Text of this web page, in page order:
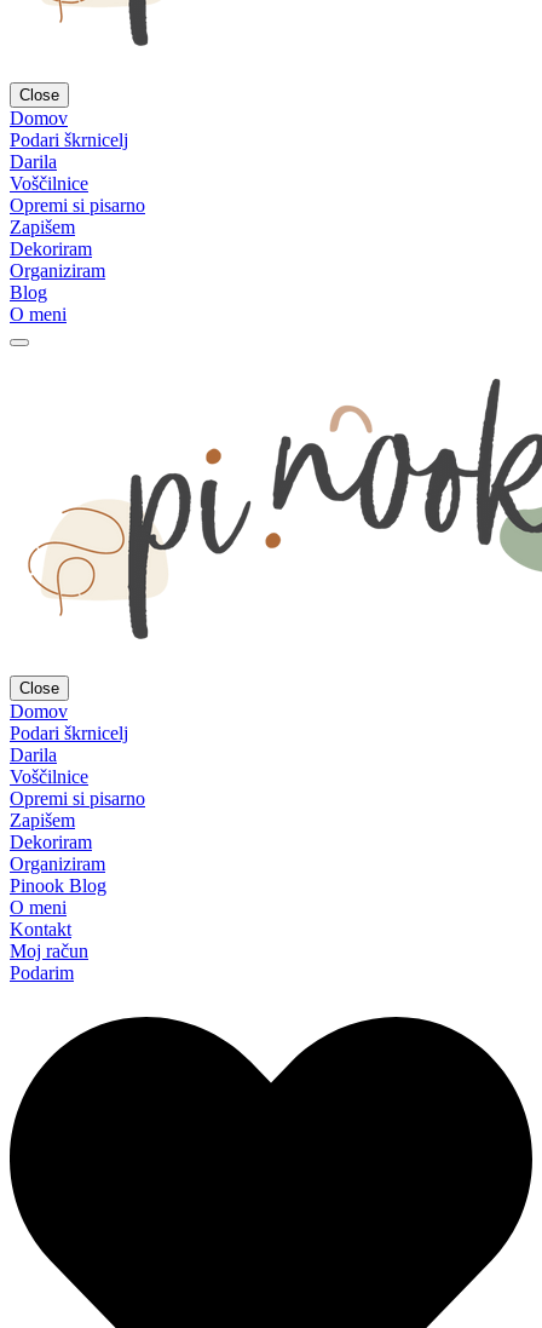
Close
Domov
Podari škrnicelj
Darila
Voščilnice
Opremi si pisarno
Zapišem
Dekoriram
Organiziram
Blog
O meni
Close
Domov
Podari škrnicelj
Darila
Voščilnice
Opremi si pisarno
Zapišem
Dekoriram
Organiziram
Pinook Blog
O meni
Kontakt
Moj račun
Podarim